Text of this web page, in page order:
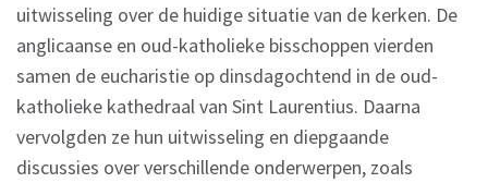
uitwisseling over de huidige situatie van de kerken. De
anglicaanse en oud-katholieke bisschoppen vierden
samen de eucharistie op dinsdagochtend in de oud-
katholieke kathedraal van Sint Laurentius. Daarna
vervolgden ze hun uitwisseling en diepgaande
discussies over verschillende onderwerpen, zoals